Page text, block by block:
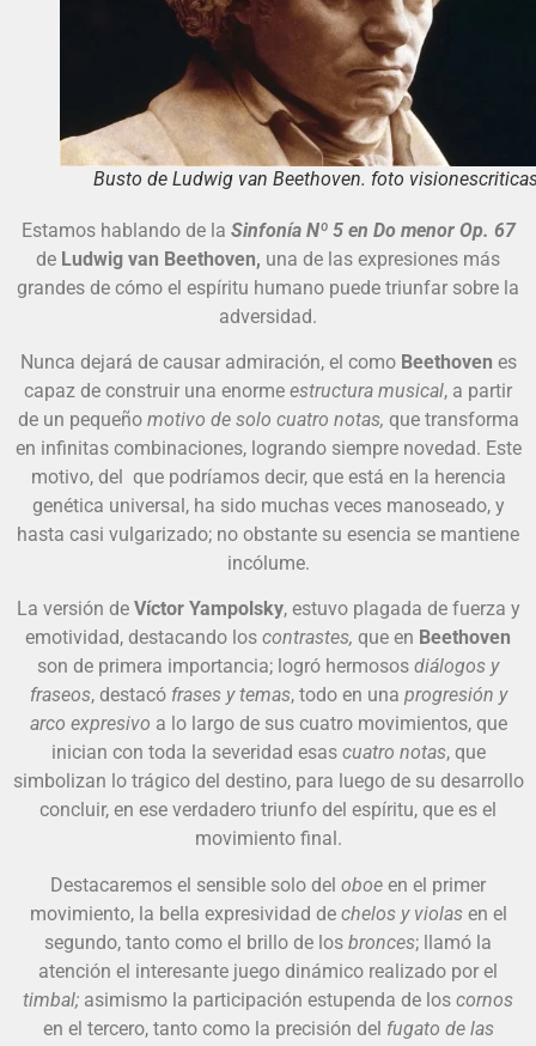
Busto de Ludwig van Beethoven. foto
Estamos hablando de la Sinfonía Nº 5 en Do menor Op. 67
de Ludwig van Beethoven, una de las expresiones más
grandes de cómo el espíritu humano puede triunfar sobre la
adversidad.
Nunca dejará de causar admiración, el como Beethoven es
capaz de construir una enorme estructura musical, a partir
de un pequeñomotivo de solo cuatro notas, que transforma
en infinitas combinaciones, logrando siempre novedad. Este
motivo, del que podríamos decir, que está en la herencia
genética universal, ha sido muchas veces manoseado, y
hasta casi vulgarizado; no obstante su esencia se mantiene
incólume.
La versión deVíctor Yampolsky, estuvo plagada de fuerza y
emotividad, destacando los contrastes, que en Beethoven
son de primera importancia; logró hermosos diálogos y
fraseos, destacó frases y temas, todo en una progresión y
arco expresivo a lo largo de sus cuatro movimientos, que
inician con toda la severidad esascuatro notas, que
simbolizan lo trágico del destino, para luego de su desarrollo
concluir, en ese verdadero triunfo del espíritu, que es el
movimiento final.
Destacaremos el sensible solo del oboe en el primer
movimiento, la bella expresividad de chelos y violasen el
segundo, tanto como el brillo de los bronces; llamó la
atención el interesante juego dinámico realizado por el
timbal; asimismo la participación estupenda de los cornos
en el tercero, tanto como la precisión del fugato de las